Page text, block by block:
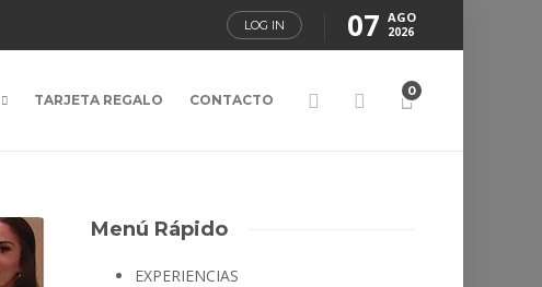
LOG IN 07 AGO
2026
TARJETA REGALO CONTACTO
0
Menú Rápido
EXPERIENCIAS